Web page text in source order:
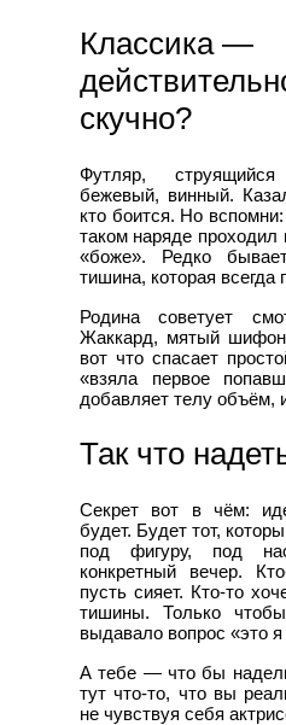
Классика —
скучно?
Футляр,
бежевый, винный.
кто боится. Но
таком наряде
«боже». Редко
тишина, которая всегда
Родина советует
Жаккард, мятый
вот что спасает
«взяла первое
добавляет телу объём,
Так что
Секрет вот в чём:
будет. Будет тот,
под фигуру, под
конкретный вечер.
пусть сияет. Кто-то
тишины. Только
выдавало вопрос «это
А тебе — что бы
тут что-то, что вы
не чувствуя себя